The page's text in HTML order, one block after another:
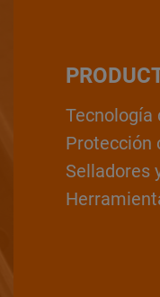
Tecnología
Protección
Selladores